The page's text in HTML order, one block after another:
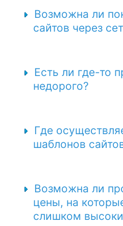
Возможна ли
сайтов через
Есть ли где-то
недорого?
Где
шаблонов
Возможна ли
цены, на
слишком